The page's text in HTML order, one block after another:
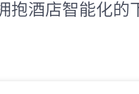
抱酒店智能化的